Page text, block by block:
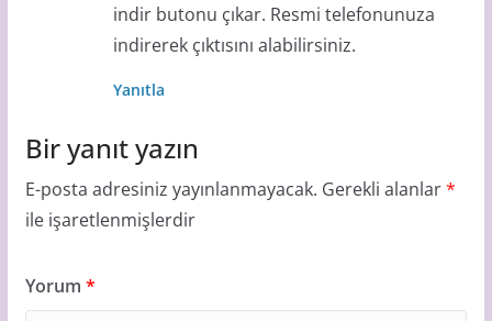
indir butonu çıkar. Resmi telefonunuza
indirerek çıktısını alabilirsiniz.
Yanıtla
Bir yanıt yazın
E-posta adresiniz yayınlanmayacak. Gerekli alanlar*
ile işaretlenmişlerdir
Yorum *